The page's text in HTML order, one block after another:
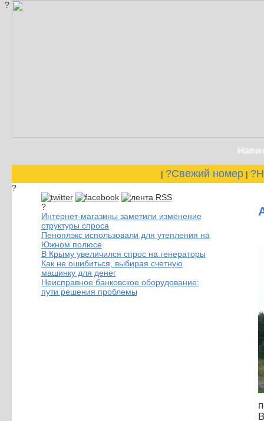
?
| ?Свежий номер|
?
?
Интернет-магазины заметили изменение
структуры спроса
Пеноплэкс использовали для утепления на
Южном полюсе
В Крыму увеличился спрос на генераторы
Как не ошибиться, выбирая счетную
машинку для денег
Неисправное банковское оборудование:
пути решения проблемы